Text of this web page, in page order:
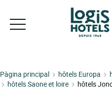
Pàgina principal hôtels Europa
hôtels Saone et loire
hôtels